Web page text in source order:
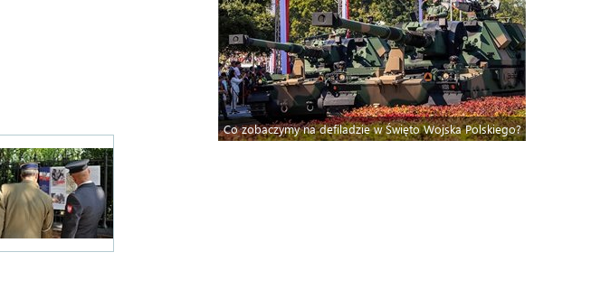
Co zobaczymy na defiladzie w Święto Wojska Polskiego?